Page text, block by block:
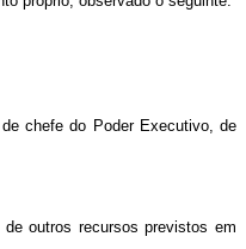
chefe do Poder Executivo, de
outros recursos previstos em